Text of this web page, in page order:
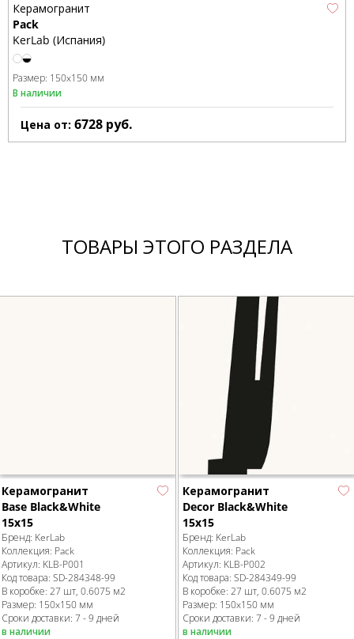
Керамогранит
Pack
KerLab (Испания)
Размер: 150x150 мм
В наличии
Цена от: 6728 руб.
ТОВАРЫ ЭТОГО РАЗДЕЛА
Керамогранит
Base Black&White
15x15
Бренд: KerLab
Коллекция: Pack
Артикул: KLB-P001
Код товара: SD-284348-99
В коробке: 27 шт, 0.6075 м2
Размер: 150x150 мм
Сроки доставки: 7 - 9 дней
в наличии
Керамогранит
Decor Black&White
15x15
Бренд: KerLab
Коллекция: Pack
Артикул: KLB-P002
Код товара: SD-284349-99
В коробке: 27 шт, 0.6075 м2
Размер: 150x150 мм
Сроки доставки: 7 - 9 дней
в наличии